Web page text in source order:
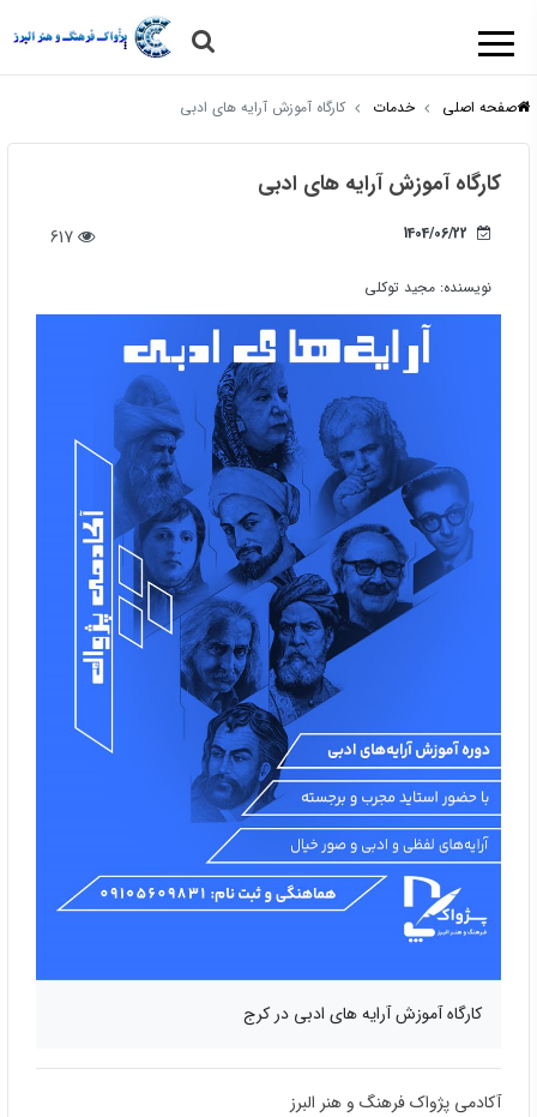
صفحه اصلی خدمات کارگاه آموزش آرایه های ادبی
کارگاه آموزش آرایه های ادبی
1404/06/22
نویسنده: مجید توکلی
کارگاه آموزش آرایه های ادبی در کرج
آکادمی پژواک فرهنگ و هنر البرز